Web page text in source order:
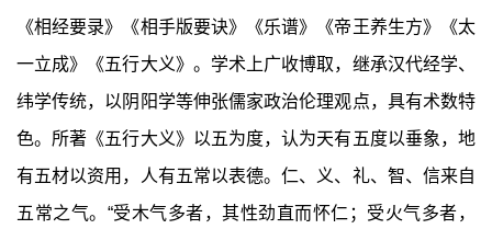
《相经要录》《相手版要诀》《乐谱》《帝王养生方》《太
一立成》《五行大义》。学术上广收博取，继承汉代经学、
纬学传统，以阴阳学等伸张儒家政治伦理观点，具有术数特
色。所著《五行大义》以五为度，认为天有五度以垂象，地
有五材以资用，人有五常以表德。仁、义、礼、智、信来自
五常之气。“受木气多者，其性劲直而怀仁；受火气多者，